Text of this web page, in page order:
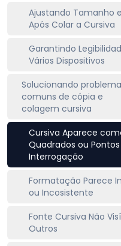
Ajustando Tamanho
Após Colar a Cursiva
Garantindo
Vários Dispositivos
Solucionando
comuns de cópia e
colagem cursiva
Cursiva Aparece
Quadrados ou
Interrogação
Formatação Parece
ou Incosistente
Fonte Cursiva Não
Outros